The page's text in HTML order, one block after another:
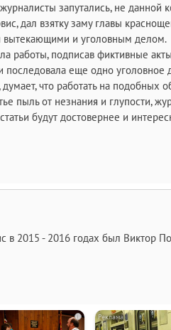
запутались, не данной
дал взятку заму главы
вытекающими и уголовным делом.
работы, подписав фиктивные
еще одно уголовное
что работать на подобных
пыль от незнания и глупости,
будут достовернее и
в 2015 - 2016 годах был Виктор
i